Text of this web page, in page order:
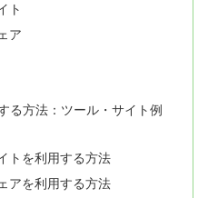
ト
ア
る方法：ツール・サイト例
トを利用する方法
アを利用する方法